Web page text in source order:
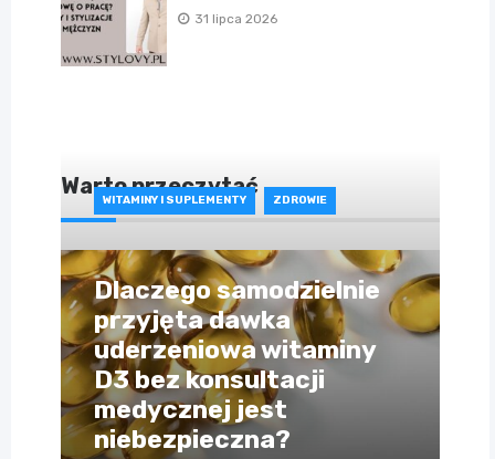
31 lipca 2026
Warto przeczytać
WITAMINY I SUPLEMENTY ZDROWIE
Dlaczego samodzielnie
przyjęta dawka
uderzeniowa witaminy
D3 bez konsultacji
medycznej jest
niebezpieczna?